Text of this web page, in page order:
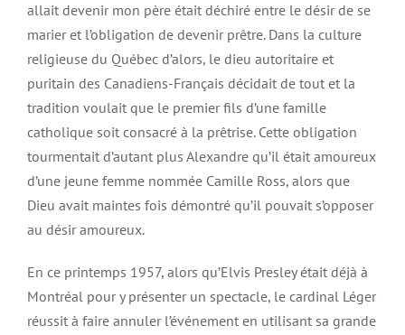
allait devenir mon père était déchiré entre le désir de se
marier et l’obligation de devenir prêtre. Dans la culture
religieuse du Québec d’alors, le dieu autoritaire et
puritain des Canadiens-Français décidait de tout et la
tradition voulait que le premier fils d’une famille
catholique soit consacré à la prêtrise. Cette obligation
tourmentait d’autant plus Alexandre qu’il était amoureux
d’une jeune femme nommée Camille Ross, alors que
Dieu avait maintes fois démontré qu’il pouvait s’opposer
au désir amoureux.
En ce printemps 1957, alors qu’Elvis Presley était déjà à
Montréal pour y présenter un spectacle, le cardinal Léger
réussit à faire annuler l’événement en utilisant sa grande